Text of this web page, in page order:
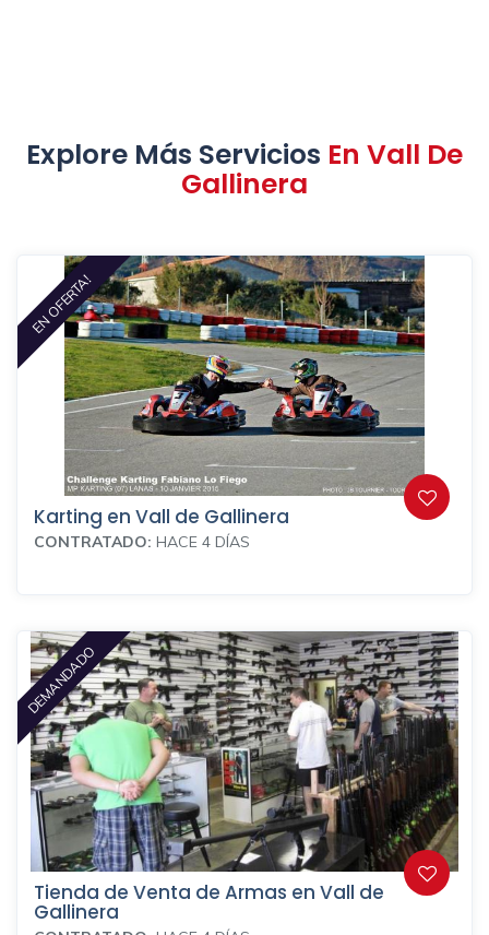
Explore Más Servicios En Vall De
Gallinera
EN OFERTA!
Karting en Vall de Gallinera
CONTRATADO: HACE 4 DÍAS
DEMANDADO
Tienda de Venta de Armas en Vall de
Gallinera